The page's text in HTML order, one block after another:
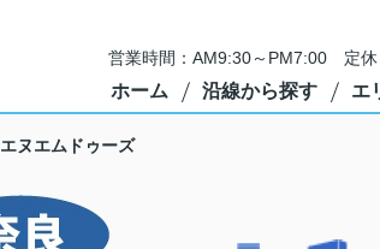
営業時間：AM9:30～PM7:00 定休
ホーム 沿線から探す エ
エヌエムドゥーズ